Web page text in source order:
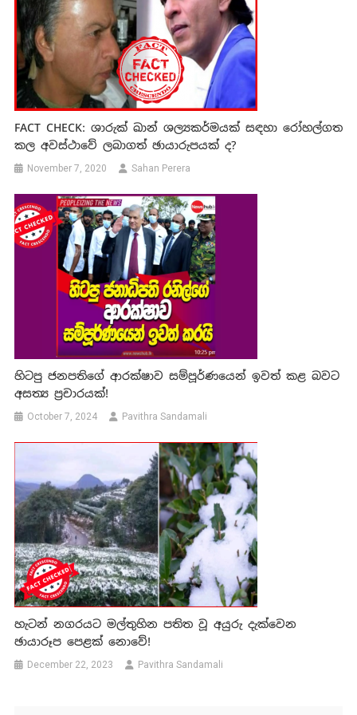
FACT CHECK: ශාරුක් ඛාන් ශල්‍යකර්මයක් සඳහා රෝහල්ගත
කල අවස්ථාවේ ලබාගත් ඡායාරුපයක් ද?
November 7, 2020 Sahan Perera
හිටපු ජනපතිගේ ආරක්ෂාව සම්පූර්ණයෙන් ඉවත් කළ බවට
අසත්‍ය ප්‍රචාරයක්!
October 7, 2024 Pavithra Sandamali
හැටන් නගරයට මල්තුහින පතිත වූ අයුරු දැක්වෙන
ඡායාරූප පෙළක් නොවේ!
December 22, 2023 Pavithra Sandamali